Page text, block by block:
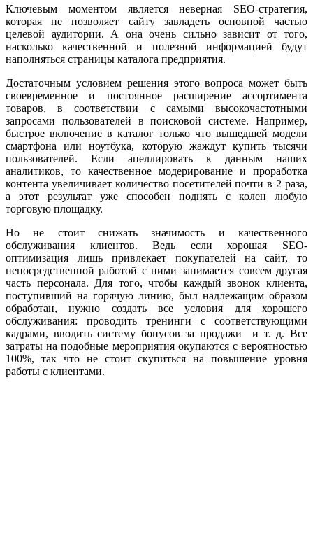
Ключевым моментом является неверная SEO-стратегия,
которая не позволяет сайту завладеть основной частью
целевой аудитории. А она очень сильно зависит от того,
насколько качественной и полезной информацией будут
наполняться страницы каталога предприятия.
Достаточным условием решения этого вопроса может быть
своевременное и постоянное расширение ассортимента
товаров, в соответствии с самыми высокочастотными
запросами пользователей в поисковой системе. Например,
быстрое включение в каталог только что вышедшей модели
смартфона или ноутбука, которую жаждут купить тысячи
пользователей. Если апеллировать к данным наших
аналитиков, то качественное модерирование и проработка
контента увеличивает количество посетителей почти в 2 раза,
а этот результат уже способен поднять с колен любую
торговую площадку.
Но не стоит снижать значимость и качественного
обслуживания клиентов. Ведь если хорошая SEO-
оптимизация лишь привлекает покупателей на сайт, то
непосредственной работой с ними занимается совсем другая
часть персонала. Для того, чтобы каждый звонок клиента,
поступивший на горячую линию, был надлежащим образом
обработан, нужно создать все условия для хорошего
обслуживания: проводить тренинги с соответствующими
кадрами, вводить систему бонусов за продажи и т. д. Все
затраты на подобные мероприятия окупаются с вероятностью
100%, так что не стоит скупиться на повышение уровня
работы с клиентами.